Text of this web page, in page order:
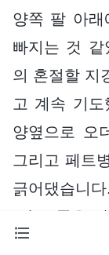
양쪽 팔 아래
빠지는 것 같
의 혼절할 지
고 계속 기
양옆으로 오
그리고 페트
긁어댔습니
“아픈 줄은
고 와서 구